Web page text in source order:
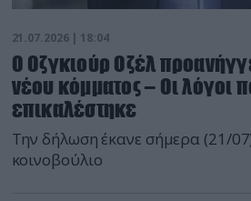
21.07.2026 | 18:04
Ο Οζγκιούρ Οζέλ
νέου κόμματος – Οι λόγοι
επικαλέστηκε
Την δήλωση έκανε σήμερα (21/
κοινοβούλιο